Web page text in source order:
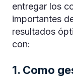
entregar los
importantes
resultados
con:
1. Como